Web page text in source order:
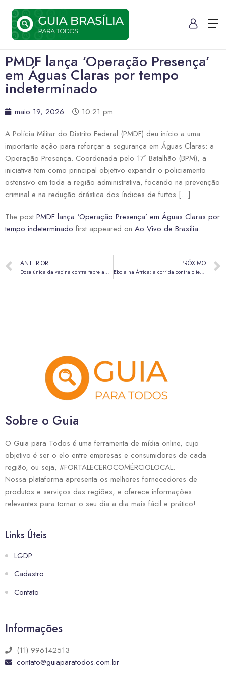
PMDF lança ‘Operação Presença’
em Águas Claras por tempo
indeterminado
maio 19, 2026
10:21 pm
A Polícia Militar do Distrito Federal (PMDF) deu início a uma
importante ação para reforçar a segurança em Águas Claras: a
Operação Presença. Coordenada pelo 17º Batalhão (BPM), a
iniciativa tem como principal objetivo expandir o policiamento
ostensivo em toda a região administrativa, focando na prevenção
criminal e na redução drástica dos índices de furtos […]
The post PMDF lança ‘Operação Presença’ em Águas Claras por
tempo indeterminado first appeared on Ao Vivo de Brasília.
ANTERIOR
Dose única da vacina contra febre amarela garante proteção para toda a vida
PRÓXIMO
Ebola na África: a corrida contra o tempo por uma vacina essencial
Sobre o Guia
O Guia para Todos é uma ferramenta de mídia online, cujo
objetivo é ser o elo entre empresas e consumidores de cada
região, ou seja, #FORTALECEROCOMÉRCIOLOCAL.
Nossa plataforma apresenta os melhores fornecedores de
produtos e serviços das regiões, e oferece informações
relevantes para tornar o seu dia a dia mais fácil e prático!
Links Úteis
LGDP
Cadastro
Contato
Informações
(11) 996142513
contato@guiaparatodos.com.br